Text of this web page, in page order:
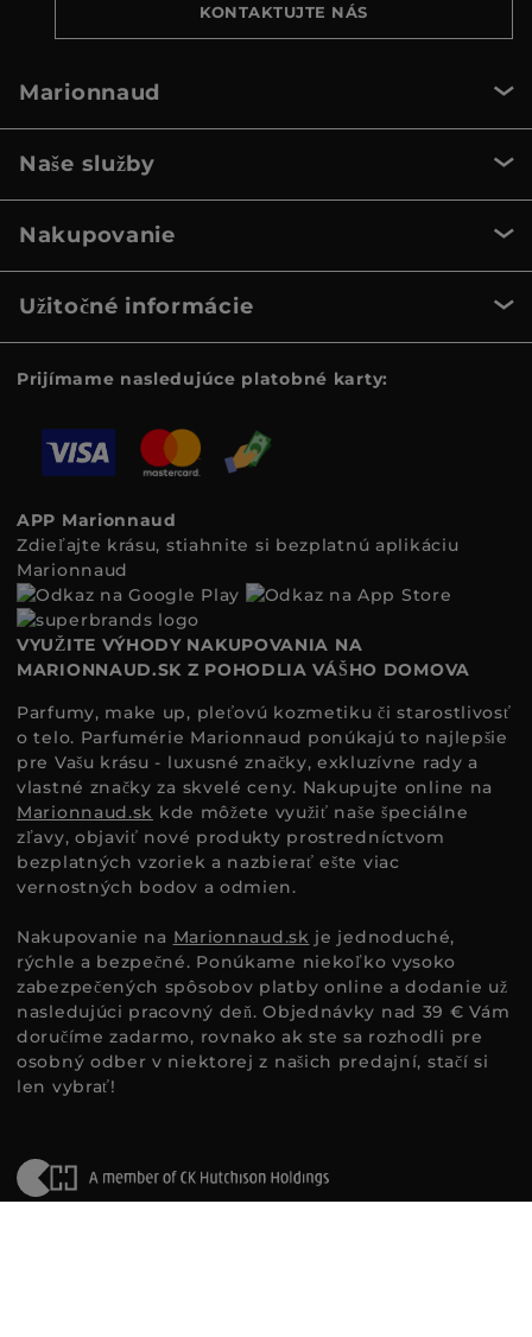
KONTAKTUJTE NÁS
Marionnaud
Naše služby
Nakupovanie
Užitočné informácie
Prijímame nasledujúce platobné karty:
APP Marionnaud
Zdieľajte krásu, stiahnite si bezplatnú aplikáciu
Marionnaud
VYUŽITE VÝHODY NAKUPOVANIA NA
MARIONNAUD.SK Z POHODLIA VÁŠHO DOMOVA
Parfumy, make up, pleťovú kozmetiku či starostlivosť
o telo. Parfumérie Marionnaud ponúkajú to najlepšie
pre Vašu krásu - luxusné značky, exkluzívne rady a
vlastné značky za skvelé ceny. Nakupujte online na
Marionnaud.sk kde môžete využiť naše špeciálne
zľavy, objaviť nové produkty prostredníctvom
bezplatných vzoriek a nazbierať ešte viac
vernostných bodov a odmien.
Nakupovanie na Marionnaud.sk je jednoduché,
rýchle a bezpečné. Ponúkame niekoľko vysoko
zabezpečených spôsobov platby online a dodanie už
nasledujúci pracovný deň. Objednávky nad 39 € Vám
doručíme zadarmo, rovnako ak ste sa rozhodli pre
osobný odber v niektorej z našich predajní, stačí si
len vybrať!